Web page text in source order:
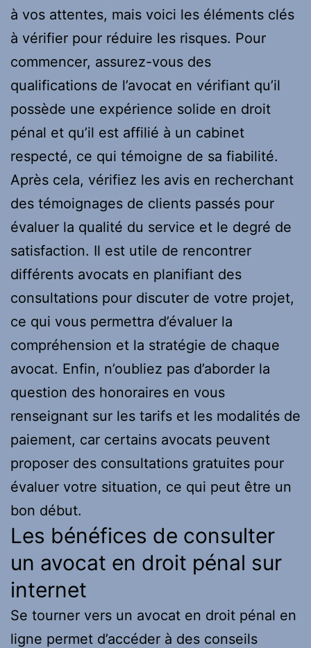
à vos attentes, mais voici les éléments clés
à vérifier pour réduire les risques. Pour
commencer, assurez-vous des
qualifications de l’avocat en vérifiant qu’il
possède une expérience solide en droit
pénal et qu’il est affilié à un cabinet
respecté, ce qui témoigne de sa fiabilité.
Après cela, vérifiez les avis en recherchant
des témoignages de clients passés pour
évaluer la qualité du service et le degré de
satisfaction. Il est utile de rencontrer
différents avocats en planifiant des
consultations pour discuter de votre projet,
ce qui vous permettra d’évaluer la
compréhension et la stratégie de chaque
avocat. Enfin, n’oubliez pas d’aborder la
question des honoraires en vous
renseignant sur les tarifs et les modalités de
paiement, car certains avocats peuvent
proposer des consultations gratuites pour
évaluer votre situation, ce qui peut être un
bon début.
Les bénéfices de consulter
un avocat en droit pénal sur
internet
Se tourner vers un avocat en droit pénal en
ligne permet d’accéder à des conseils